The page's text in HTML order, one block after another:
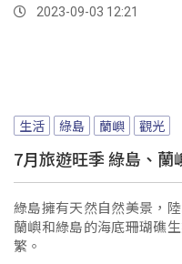
2023-09-03 12:21
生活 綠島 蘭嶼 觀光
7月旅遊旺季 綠島、
綠島擁有天然自然美景，
蘭嶼和綠島的海底珊瑚礁
繁。